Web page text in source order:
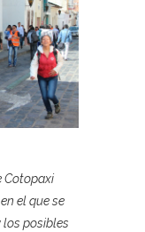
Cotopaxi
el que se
los posibles